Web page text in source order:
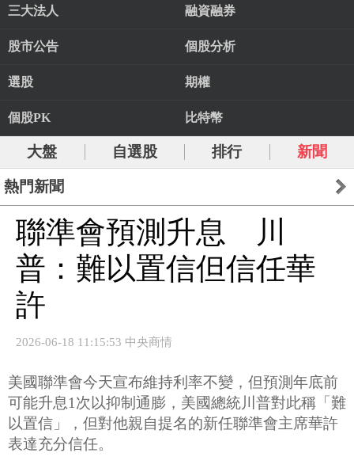
三大法人 融資融券
股市公告 個股分析
選股 期權
個股PK 比特幣
大盤 自選股 排行 新聞
熱門新聞
聯準會預測升息 川
普：難以置信但信任華
許
2026-06-18 11:15:53 中央商情
美國聯準會今天宣布維持利率不變，但預測年底前
可能升息1次以抑制通膨，美國總統川普對此稱「難
以置信」，但對他親自提名的新任聯準會主席華許
表達充分信任。